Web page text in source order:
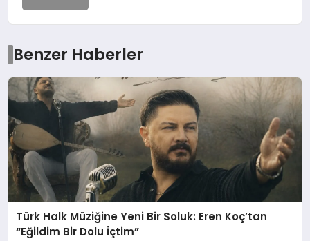
Benzer Haberler
Türk Halk Müziğine Yeni Bir Soluk: Eren Koç’tan
“Eğildim Bir Dolu İçtim”